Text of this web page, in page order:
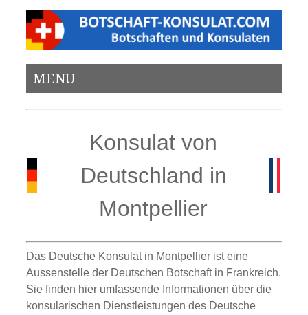
MENU
Konsulat von
Deutschland in
Montpellier
Das Deutsche Konsulat in Montpellier ist eine
Aussenstelle der Deutschen Botschaft in Frankreich.
Sie finden hier umfassende Informationen über die
konsularischen Dienstleistungen des Deutsche